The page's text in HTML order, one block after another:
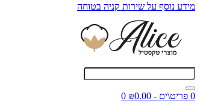
מידע נוסף על שירות קניה בטוחה
0 פריט\ים - ₪0.00
0